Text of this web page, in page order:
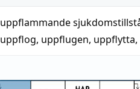
uppflammande
uppflog, uppflugen, uppflytta,